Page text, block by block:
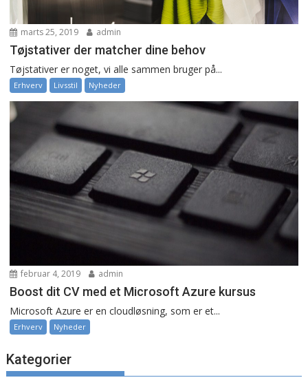
marts 25, 2019 admin
Tøjstativer der matcher dine behov
Tøjstativer er noget, vi alle sammen bruger på...
Erhverv Livsstil Nyheder
februar 4, 2019 admin
Boost dit CV med et Microsoft Azure kursus
Microsoft Azure er en cloudløsning, som er et...
Erhverv Nyheder
Kategorier